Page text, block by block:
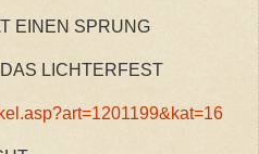
EINEN SPRUNG
LICHTERFEST